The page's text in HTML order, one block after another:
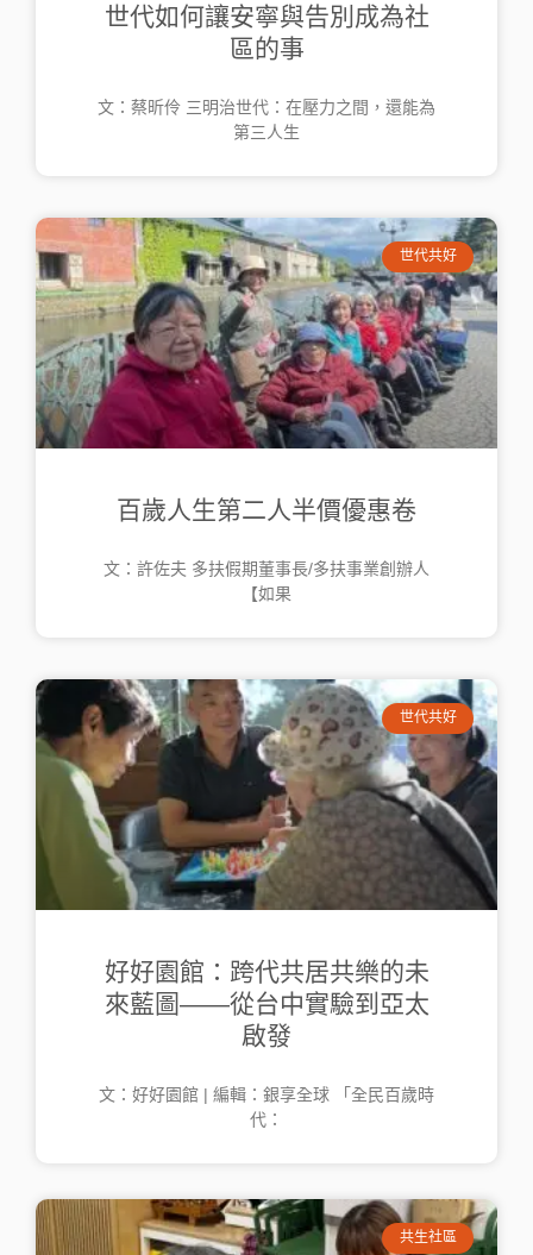
世代如何讓安寧與告別成為社
區的事
文：蔡昕伶 三明治世代：在壓力之間，還能為
第三人生
世代共好
百歲人生第二人半價優惠卷
文：許佐夫 多扶假期董事長/多扶事業創辦人
【如果
世代共好
好好園館：跨代共居共樂的未
來藍圖——從台中實驗到亞太
啟發
文：好好園館 | 編輯：銀享全球 「全民百歲時
代：
共生社區